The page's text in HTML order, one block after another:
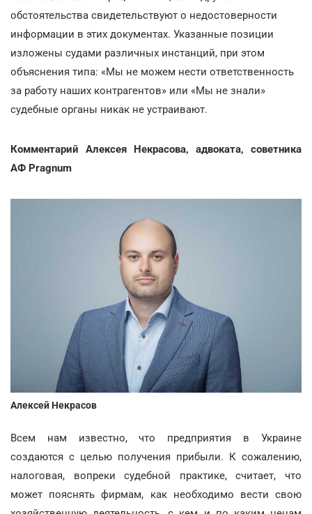
обстоятельства свидетельствуют о недостоверности
информации в этих документах. Указанные позиции
изложены судами различных инстанций, при этом
объяснения типа: «Мы не можем нести ответственность
за работу наших контрагентов» или «Мы не знали»
судебные органы никак не устраивают.
Комментарий Алексея Некрасова, адвоката, советника
АФ Pragnum
Алексей Некрасов
Всем нам известно, что предприятия в Украине
создаются с целью получения прибыли. К сожалению,
налоговая, вопреки судебной практике, считает, что
может пояснять фирмам, как необходимо вести свою